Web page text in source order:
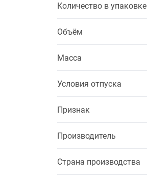
Количество в упаковке
Объём
Масса
Условия отпуска
Признак
Производитель
Страна производства